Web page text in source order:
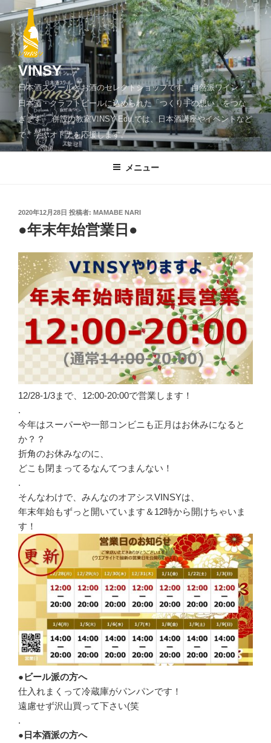
ン
ツ
へ
ッ
プ
VINSY
日本酒スクールとお酒のセレクトショップです。自然派ワイン・
日本酒・クラフトビールに込められた「つくり手の想い」をつな
ぎます。 併設の教室VINSY Edu.では、日本酒講座やイベントなど
で、学ぶオトナを応援します。
メニュー
投
日:
2020年12月28日 投稿者: MAMABE NARI
●年末年始営業日●
12/28-1/3まで、12:00-20:00で営業します！
.
今年はスーパーや一部コンビニも正月はお休みになると
か？？
折角のお休みなのに、
どこも閉まってるなんてつまんない！
.
そんなわけで、みんなのオアシスVINSYは、
年末年始もずっと開いています＆12時から開けちゃいま
す！
●ビール派の方へ
仕入れまくって冷蔵庫がパンパンです！
遠慮せず沢山買って下さい(笑
.
●日本酒派の方へ